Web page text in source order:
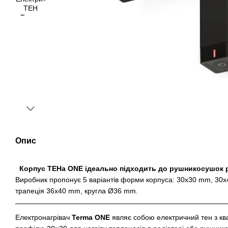
Опис
Корпус ТЕНа ONE ідеально підходить до рушникосушок
Виробник пропонує 5 варіантів форми корпуса: 30x30 mm,
трапеція 36x40 mm, кругла Ø36 mm.
Електронагрівач Terma ONE являє собою електричний тен з